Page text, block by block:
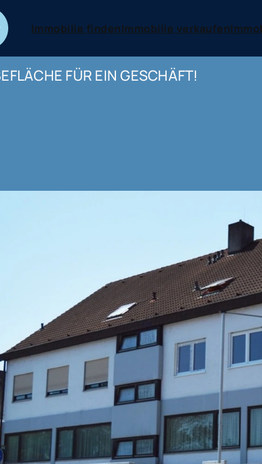
Immobilie findenImmobilie verkaufen
FÜR EIN GESCHÄFT!